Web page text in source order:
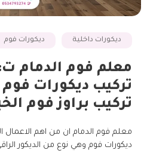
ديكورات داخلية ديكورات فوم
تركيب ديكورات
تركيب براوز فوم
معلم فوم الدمام ان من اهم الاعمال
ديكورات فوم وهي نوع من الديكور